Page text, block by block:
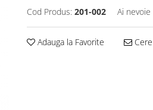
Cod Produs: 201-002 Ai
Adauga la Favorite